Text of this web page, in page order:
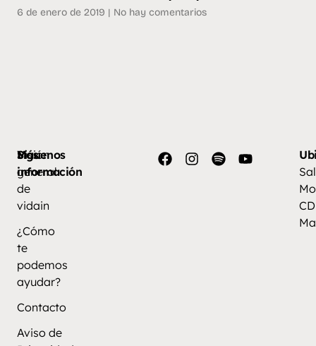
6 de enero de 2019 No hay comentarios
Más
información
Visión
general
de
vidain
¿Cómo
te
podemos
ayudar?
Contacto
Aviso de
Síguenos